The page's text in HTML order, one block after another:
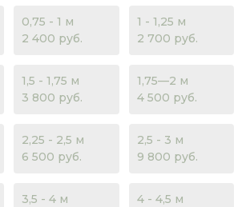
0,75 - 1 м
2 400 руб.
1 - 1,25 м
2 700 руб.
1,5 - 1,75 м
3 800 руб.
1,75—2 м
4 500 руб.
2,25 - 2,5 м
6 500 руб.
2,5 - 3 м
9 800 руб.
3,5 - 4 м
4 - 4,5 м